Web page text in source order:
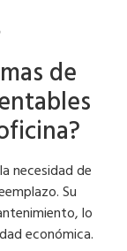
de
necesidad de
Su
lo
económica.